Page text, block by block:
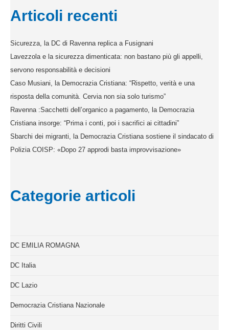
Articoli recenti
Sicurezza, la DC di Ravenna replica a Fusignani
Lavezzola e la sicurezza dimenticata: non bastano più gli appelli,
servono responsabilità e decisioni
Caso Musiani, la Democrazia Cristiana: “Rispetto, verità e una
risposta della comunità. Cervia non sia solo turismo”
Ravenna :Sacchetti dell’organico a pagamento, la Democrazia
Cristiana insorge: “Prima i conti, poi i sacrifici ai cittadini”
Sbarchi dei migranti, la Democrazia Cristiana sostiene il sindacato di
Polizia COISP: «Dopo 27 approdi basta improvvisazione»
Categorie articoli
DC EMILIA ROMAGNA
DC Italia
DC Lazio
Democrazia Cristiana Nazionale
Diritti Civili